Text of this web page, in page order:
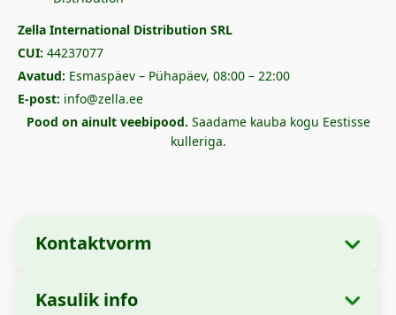
Zella International Distribution SRL
CUI: 44237077
Avatud: Esmaspäev – Pühapäev, 08:00 – 22:00
E-post: info@zella.ee
Pood on ainult veebipood. Saadame kauba kogu Eestisse
kulleriga.
Kontaktvorm
Kasulik info